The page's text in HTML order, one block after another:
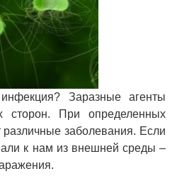
Заразные агенты
сторон. При определенных
заболевания. Если
к нам из внешней среды –